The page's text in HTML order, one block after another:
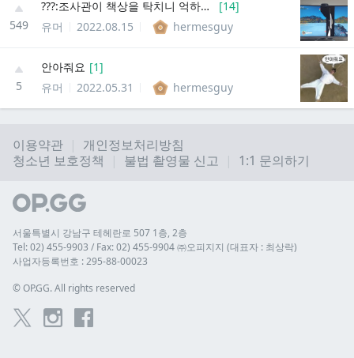
549
???:조사관이 책상을 탁치니 억하고... [14]
유머
2022.08.15 hermesguy
5
안아줘요 [1]
유머
2022.05.31 hermesguy
이용약관
개인정보처리방침
청소년 보호정책
불법 촬영물 신고 1:1 문의하기
서울특별시 강남구 테헤란로 507 1층, 2층
Tel: 02) 455-9903 / Fax: 02) 455-9904 ㈜오피지지 (대표자 : 최상락)
사업자등록번호 : 295-88-00023
© OP.GG. All rights reserved